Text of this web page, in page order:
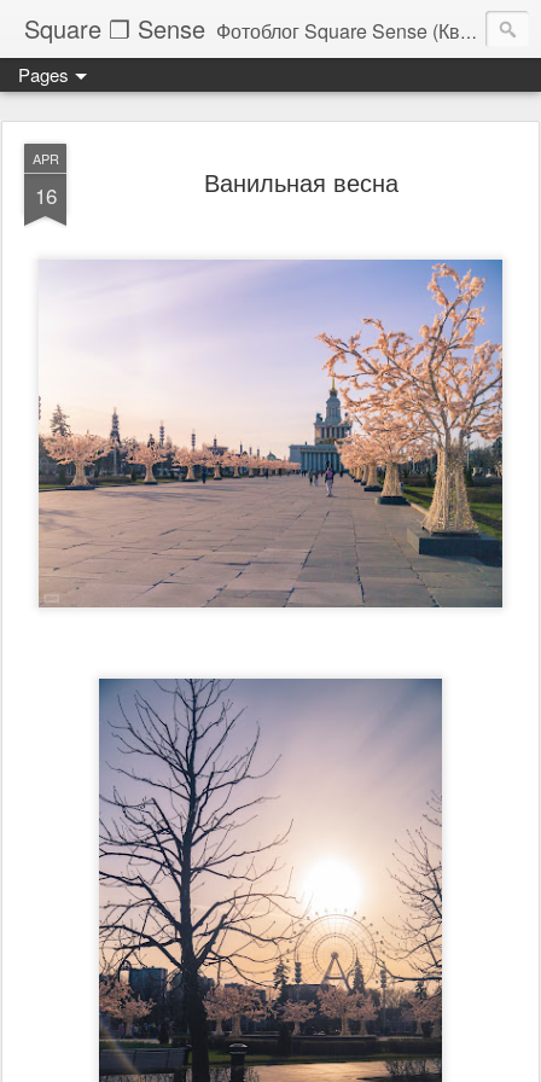
Square ❐ Sense Фотоблог Square Sense (Квадратное Чувство)
Pages
APR
16 Ванильная весна